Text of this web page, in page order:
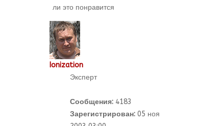
ли это понравится
Ionization
Эксперт
Сообщения: 4183
Зарегистрирован: 05 ноя